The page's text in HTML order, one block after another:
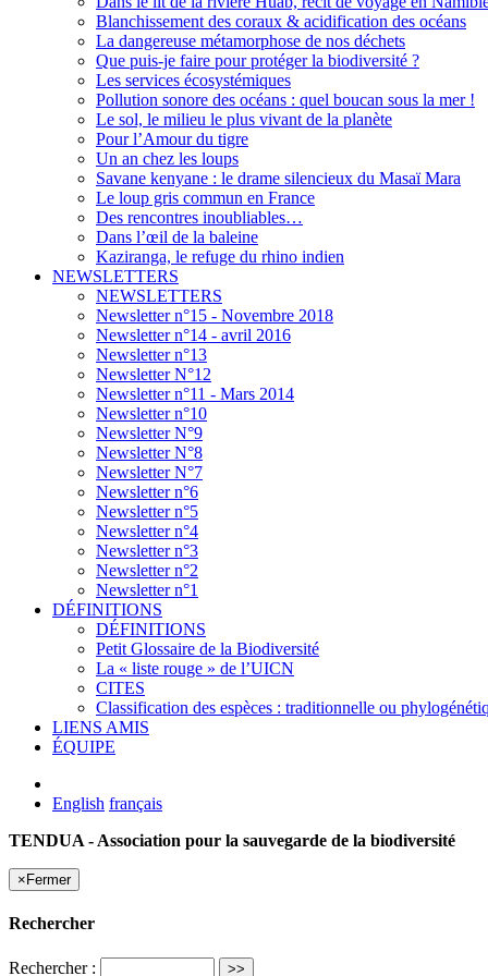
Blanchissement des coraux & acidification des océans
La dangereuse métamorphose de nos déchets
Que puis-je faire pour protéger la biodiversité ?
Les services écosystémiques
Pollution sonore des océans : quel boucan sous la mer !
Le sol, le milieu le plus vivant de la planète
Pour l’Amour du tigre
Un an chez les loups
Savane kenyane : le drame silencieux du Masaï Mara
Le loup gris commun en France
Des rencontres inoubliables…
Dans l’œil de la baleine
Kaziranga, le refuge du rhino indien
NEWSLETTERS
NEWSLETTERS
Newsletter n°15 - Novembre 2018
Newsletter n°14 - avril 2016
Newsletter n°13
Newsletter N°12
Newsletter n°11 - Mars 2014
Newsletter n°10
Newsletter N°9
Newsletter N°8
Newsletter N°7
Newsletter n°6
Newsletter n°5
Newsletter n°4
Newsletter n°3
Newsletter n°2
Newsletter n°1
DÉFINITIONS
DÉFINITIONS
Petit Glossaire de la Biodiversité
La « liste rouge » de l’UICN
CITES
Classification des espèces : traditionnelle ou
LIENS AMIS
ÉQUIPE
English français
TENDUA - Association pour la sauvegarde de la biodiversité
× Fermer
Rechercher
Rechercher :